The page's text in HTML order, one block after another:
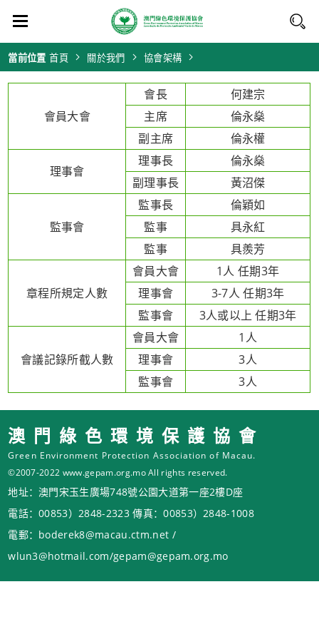
當前位置 首頁 關於我們 協會架構
會員大會
會長
何建宗
主席
倫永燊
副主席
倫永權
理事會
理事長
倫永燊
副理事長
黃沼傑
監事會
監事長
倫穎如
監事
具永紅
監事
具羨芳
章程所規定人數
會員大會
1人 任期3年
理事會
3-7人 任期3年
監事會
3人或以上 任期3年
會議記錄所截人數
會員大會
1人
理事會
3人
監事會
3人
澳門綠色環境保護協會
Green Environment Protection Association of Macau.
©2007-2022 www.gepam.org.mo All rights reserved.
地址：澳門宋玉生廣場748號公園大道第一座2樓D座
電話：00853）2848-2323 傳真：00853）2848-1008
電郵：boderek8@macau.ctm.net /
wlun3@hotmail.com/gepam@gepam.org.mo